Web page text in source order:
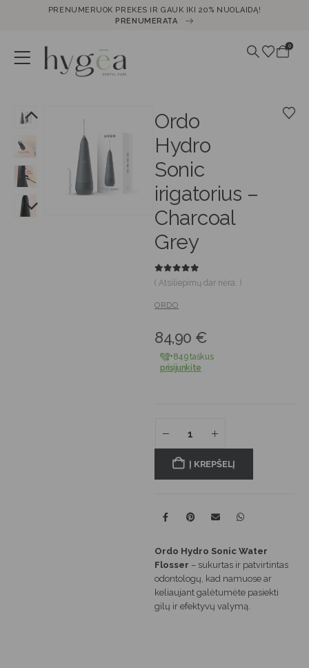
PRENUMERUOK PREKES IR GAUK IKI 20% NUOLAIDĄ!
PRENUMERATA
0
Ordo
Hydro
Sonic
irigatorius –
Charcoal
Grey
0out of 5
( Atsiliepimų dar nėra. )
ORDO
84,90 €
+849 taškus
prisijunkite
Į KREPŠELĮ
Ordo Hydro Sonic Water
Flosser – sukurtas ir patvirtintas
odontologų, kad namuose ar
keliaujant galėtumėte pasiekti
gilų ir efektyvų valymą.